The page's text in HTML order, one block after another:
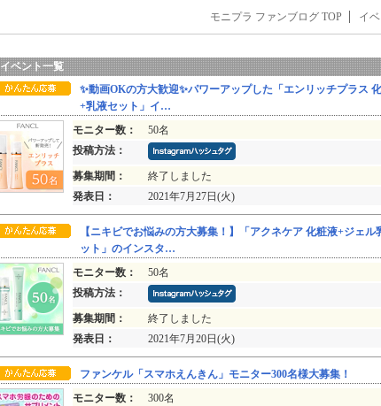
モニプラ ファンブログ TOP イ
イベント一覧
✨動画OKの方大歓迎✨パワーアップした「エンリッチプラス
+乳液セット」イ…
モニター数：
50名
投稿方法：
募集期間：
終了しました
発表日：
2021年7月27日(火)
【ニキビでお悩みの方大募集！】「アクネケア 化粧液+ジェル
ット」のインスタ…
モニター数：
50名
投稿方法：
募集期間：
終了しました
発表日：
2021年7月20日(火)
ファンケル「スマホえんきん」モニター300名様大募集！
モニター数：
300名